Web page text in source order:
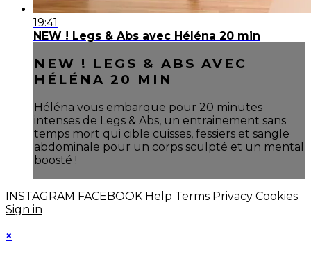
19:41
NEW ! Legs & Abs avec Héléna 20 min
NEW ! LEGS & ABS AVEC
HÉLÉNA 20 MIN
Héléna vous embarque pour 20 minutes
intenses de Legs & Abs, un entrainement sans
temps mort qui cible cuisses, fessiers et sangle
abdominale pour un corps sculpté et un mental
boosté !
INSTAGRAM FACEBOOK Help Terms Privacy Cookies
Sign in
×